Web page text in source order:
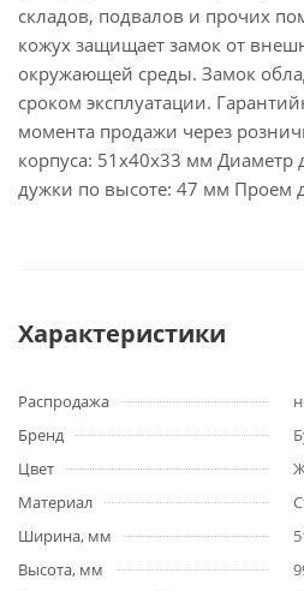
складов, подвалов и прочих
кожух защищает замок от
окружающей среды. Замок
сроком эксплуатации.
момента продажи через
корпуса: 51х40х33 мм
дужки по высоте: 47 мм
Характеристики
Распродажа
Бренд
Цвет
Материал
Ширина, мм
Высота, мм